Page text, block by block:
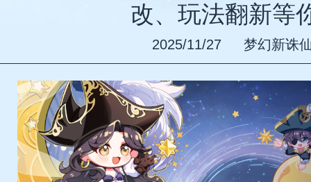
改、玩法翻新等
2025/11/27 梦幻新诛